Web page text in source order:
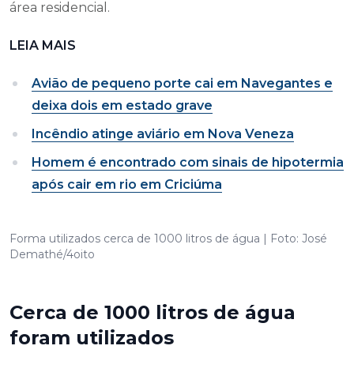
área residencial.
LEIA MAIS
Avião de pequeno porte cai em Navegantes e
deixa dois em estado grave
Incêndio atinge aviário em Nova Veneza
Homem é encontrado com sinais de hipotermia
após cair em rio em Criciúma
Forma utilizados cerca de 1000 litros de água | Foto: José
Demathé/4oito
Cerca de 1000 litros de água
foram utilizados